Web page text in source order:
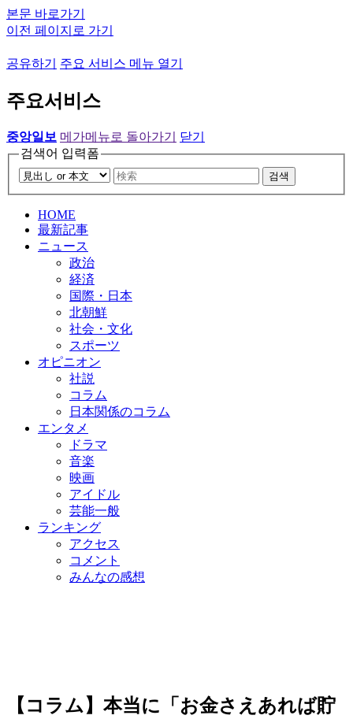
본문 바로가기
이전 페이지로 가기
공유하기 주요 서비스 메뉴 열기
주요서비스
중앙일보 메가메뉴로 돌아가기
닫기
검색어 입력폼
검색
HOME
最新記事
ニュース
政治
経済
国際・日本
北朝鮮
社会・文化
スポーツ
オピニオン
社説
コラム
日本関係のコラム
エンタメ
ドラマ
音楽
映画
アイドル
芸能一般
ランキング
アクセス
コメント
みんなの感想
【コラム】本当に「お金さえあれば貯